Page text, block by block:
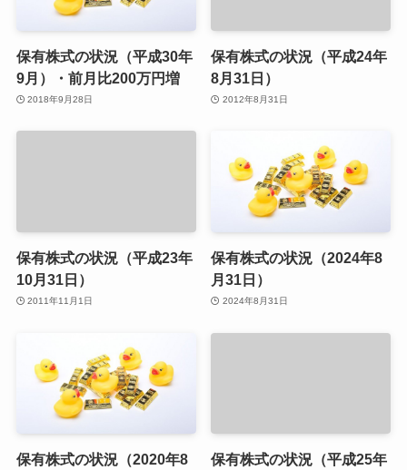
保有株式の状況（平成30年
9月）・前月比200万円増
2018年9月28日
保有株式の状況（平成24年
8月31日）
2012年8月31日
保有株式の状況（平成23年
10月31日）
2011年11月1日
保有株式の状況（2024年8
月31日）
2024年8月31日
保有株式の状況（2020年8
保有株式の状況（平成25年